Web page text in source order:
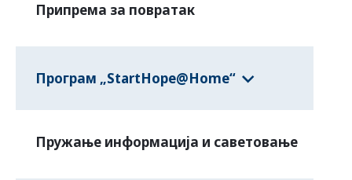
Припрема за повратак
Програм „StartHope@Home“
Пружање информација и саветовање